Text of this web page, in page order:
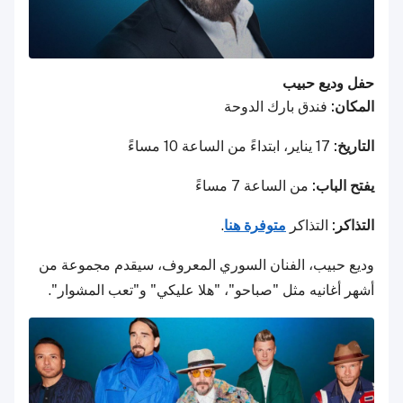
حفل وديع حبيب
المكان: فندق بارك الدوحة
التاريخ:
يفتح الباب: من الساعة 7 مساءً
التذاكر: التذاكر متوفرة هنا.
وديع حبيب، الفنان السوري المعروف، سيقدم مجموعة من
أشهر أغانيه مثل "صباحو"، "هلا عليكي" و"تعب المشوار".